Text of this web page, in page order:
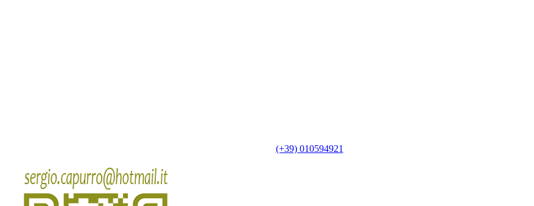
(+39) 010594921